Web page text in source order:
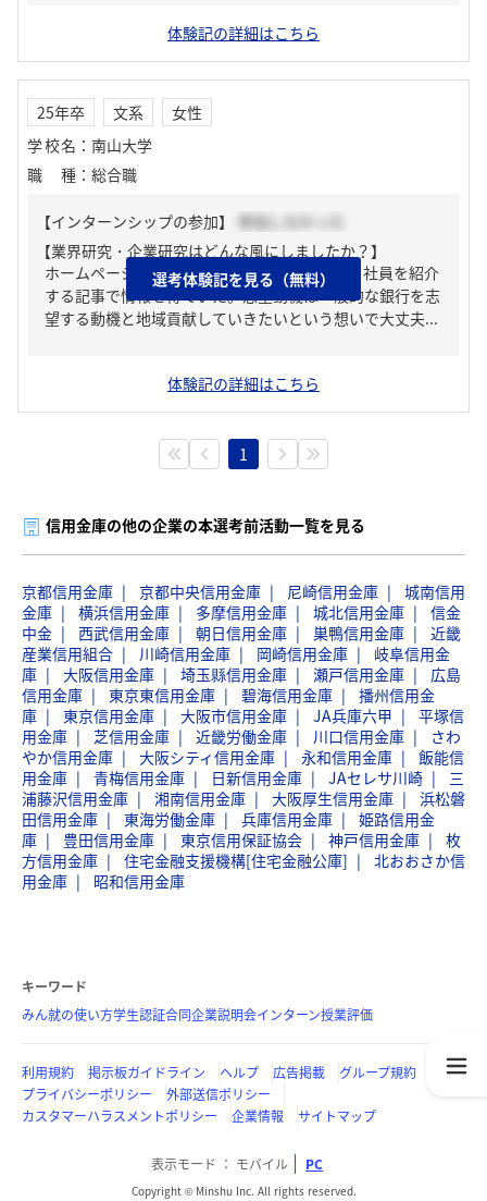
体験記の詳細はこちら
25年卒 文系
女性
学校名 ： 南山大学
職種 ： 総合職
【インターンシップの参加】
参加しなかった
【業界研究・企業研究はどんな風にしましたか？】
ホームページからも全く情報がなかったので、社員を紹介
する記事で情報を得ていた。志望動機は一般的な銀行を志
望する動機と地域貢献していきたいという想いで大丈夫...
選考体験記を見る（無料）
体験記の詳細はこちら
1
信用金庫の他の企業の本選考前活動一覧を見る
京都信用金庫 京都中央信用金庫 尼崎信用金庫
城南信用
金庫
横浜信用金庫 多摩信用金庫 城北信用金庫
信金
中金
西武信用金庫 朝日信用金庫 巣鴨信用金庫
近畿
産業信用組合
川崎信用金庫 岡崎信用金庫
岐阜信用金
庫
大阪信用金庫 埼玉縣信用金庫 瀬戸信用金庫
広島
信用金庫
東京東信用金庫 碧海信用金庫
播州信用金
庫
東京信用金庫 大阪市信用金庫 JA兵庫六甲
平塚信
用金庫
芝信用金庫 近畿労働金庫 川口信用金庫
さわ
やか信用金庫
大阪シティ信用金庫 永和信用金庫
飯能信
用金庫
青梅信用金庫 日新信用金庫 JAセレサ川崎
三
浦藤沢信用金庫
湘南信用金庫 大阪厚生信用金庫
浜松磐
田信用金庫
東海労働金庫 兵庫信用金庫
姫路信用金
庫
豊田信用金庫 東京信用保証協会 神戸信用金庫
枚
方信用金庫
住宅金融支援機構[住宅金融公庫]
北おおさか信
用金庫
昭和信用金庫
キーワード
みん就の使い方学生認証合同企業説明会インターン授業評価
利用規約 掲示板ガイドライン ヘルプ 広告掲載
グループ規約
プライバシーポリシー
外部送信ポリシー
カスタマーハラスメントポリシー
企業情報 サイトマップ
表示モード モバイル PC
Copyright © Minshu Inc. All rights reserved.